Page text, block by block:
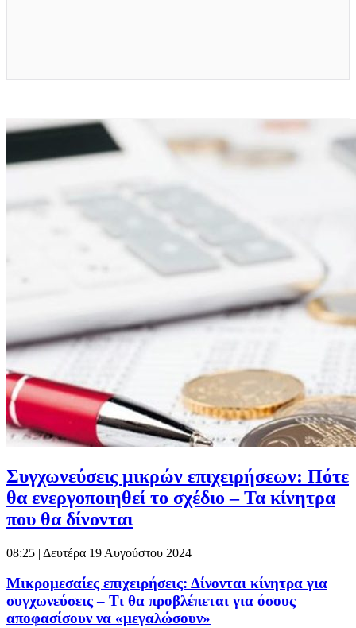
Συγχωνεύσεις μικρών επιχειρήσεων: Πότε
θα ενεργοποιηθεί το σχέδιο – Τα κίνητρα
που θα δίνονται
08:25 | Δευτέρα 19 Αυγούστου 2024
Μικρομεσαίες επιχειρήσεις: Δίνονται κίνητρα για
συγχωνεύσεις – Τι θα προβλέπεται για όσους
αποφασίσουν να «μεγαλώσουν»